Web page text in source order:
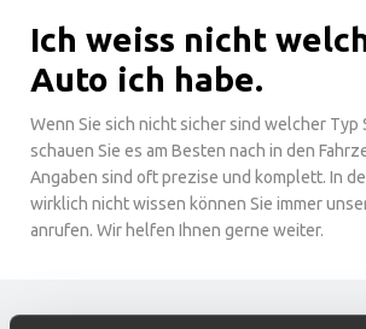
Ich weiss nicht
Auto ich habe.
Wenn Sie sich nicht sicher sind welcher Typ
schauen Sie es am Besten nach in den
Angaben sind oft prezise und komplett. In
wirklich nicht wissen können Sie immer
anrufen. Wir helfen Ihnen gerne weiter.